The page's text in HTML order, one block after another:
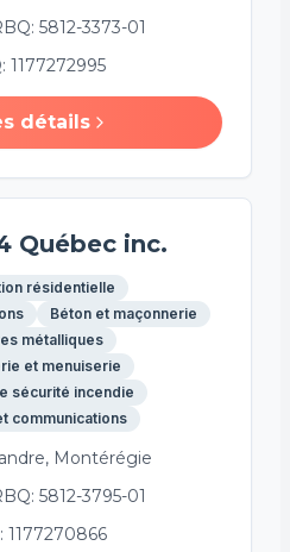
: 5812-3373-01
: 1177272995
détails
Québec inc.
résidentielle
Béton et maçonnerie
métalliques
et menuiserie
sécurité incendie
communications
Montérégie
: 5812-3795-01
: 1177270866